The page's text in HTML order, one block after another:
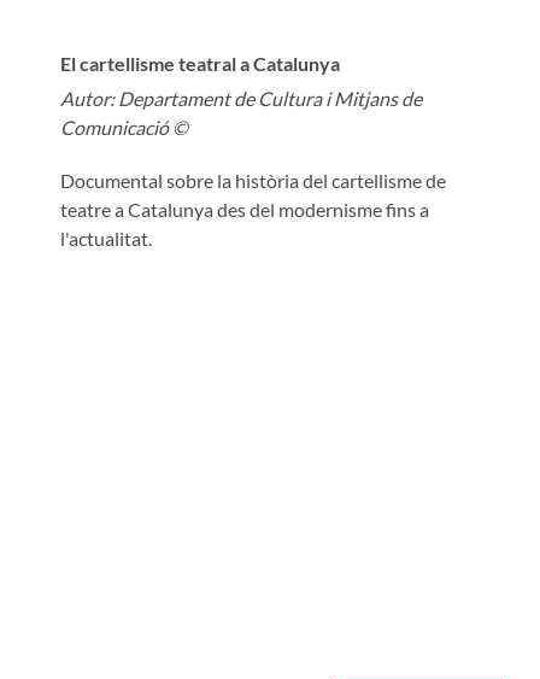
El cartellisme teatral a Catalunya
Autor: Departament de Cultura i Mitjans de
Comunicació ©
Documental sobre la història del cartellisme de
teatre a Catalunya des del modernisme fins a
l'actualitat.